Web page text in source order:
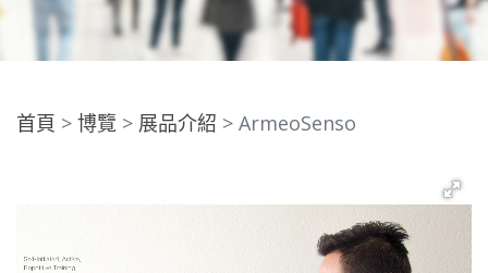
首頁 博覽 展品介紹 ArmeoSenso